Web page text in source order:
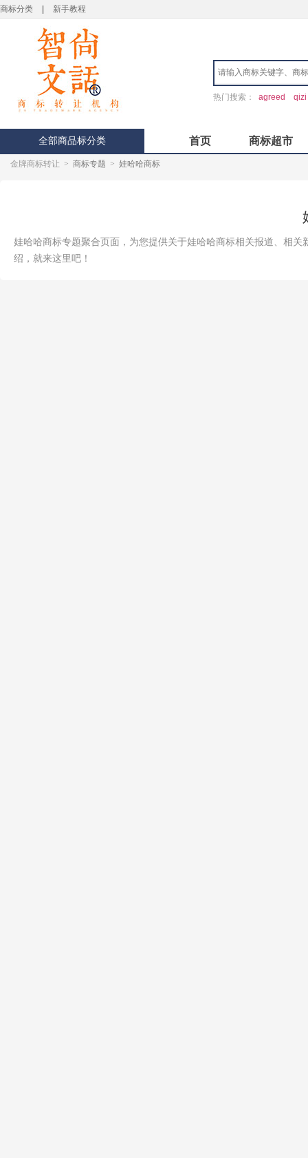
商标分类 新手教程
热门搜索： agreed qizi
全部商品标分类 首页 商标超市
金牌商标转让 > 商标专题 > 娃哈哈商标
娃哈哈商标专题聚合页面，为您提供关于娃哈哈商标相关报道、相
绍，就来这里吧！